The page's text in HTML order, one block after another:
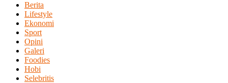
Berita
Lifestyle
Ekonomi
Sport
Opini
Galeri
Foodies
Hobi
Selebritis